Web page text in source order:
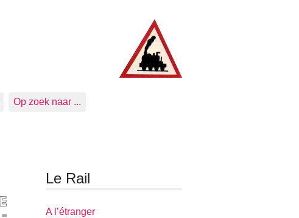
Op zoek naar ...
Le Rail
A l’étranger